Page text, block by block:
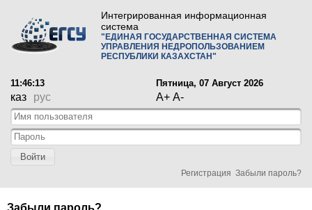
Интегрированная информационная
система
"ЕДИНАЯ ГОСУДАРСТВЕННАЯ СИСТЕМА
УПРАВЛЕНИЯ НЕДРОПОЛЬЗОВАНИЕМ
РЕСПУБЛИКИ КАЗАХСТАН"
11:46:13 Пятница, 07 Август 2026
каз рус A+ A-
Войти
Регистрация Забыли пароль?
Забыли пароль?